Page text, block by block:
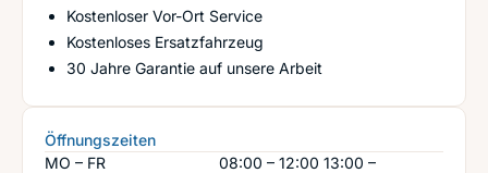
Kostenloser Vor-Ort Service
Kostenloses Ersatzfahrzeug
30 Jahre Garantie auf unsere Arbeit
Öffnungszeiten
MO – FR
08:00 – 12:00 13:00 –